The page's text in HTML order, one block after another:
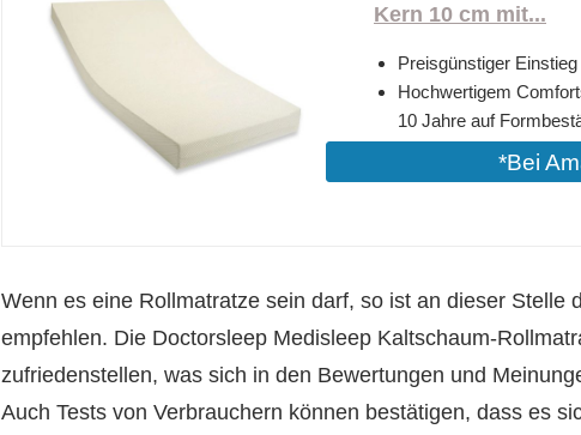
Kern 10 cm mit...
Preisgünstiger
Hochwertigem
10 Jahre auf
*Bei
Wenn es eine Rollmatratze sein darf, so ist an dieser Stelle
empfehlen. Die Doctorsleep Medisleep Kaltschaum-
zufriedenstellen, was sich in den Bewertungen und
Auch Tests von Verbrauchern können bestätigen, dass es